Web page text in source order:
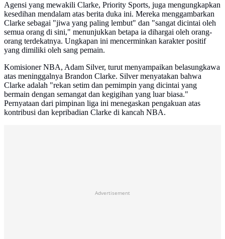
Agensi yang mewakili Clarke, Priority Sports, juga mengungkapkan
kesedihan mendalam atas berita duka ini. Mereka menggambarkan
Clarke sebagai "jiwa yang paling lembut" dan "sangat dicintai oleh
semua orang di sini," menunjukkan betapa ia dihargai oleh orang-
orang terdekatnya. Ungkapan ini mencerminkan karakter positif
yang dimiliki oleh sang pemain.
Komisioner NBA, Adam Silver, turut menyampaikan belasungkawa
atas meninggalnya Brandon Clarke. Silver menyatakan bahwa
Clarke adalah "rekan setim dan pemimpin yang dicintai yang
bermain dengan semangat dan kegigihan yang luar biasa."
Pernyataan dari pimpinan liga ini menegaskan pengakuan atas
kontribusi dan kepribadian Clarke di kancah NBA.
Advertisement